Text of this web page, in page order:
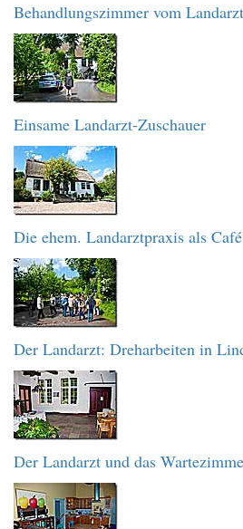
Behandlungszimmer vom Landarzt
Einsame Landarzt-Zuschauer
Die ehem. Landarztpraxis als
Der Landarzt: Dreharbeiten in
Der Landarzt und das